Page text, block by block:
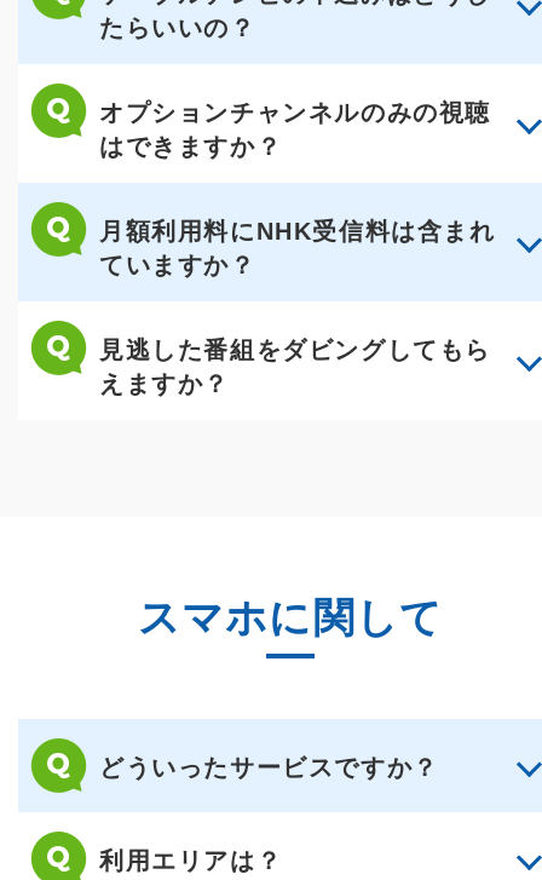
たらいいの？
オプションチャンネルのみの視聴
はできますか？
月額利用料にNHK受信料は含まれ
ていますか？
見逃した番組をダビングしてもら
えますか？
スマホに関して
どういったサービスですか？
利用エリアは？